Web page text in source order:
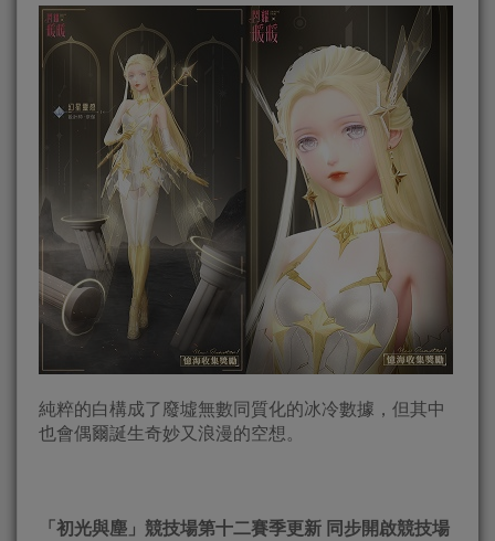
純粹的白構成了廢墟無數同質化的冰冷數據，但其中
也會偶爾誕生奇妙又浪漫的空想。
「初光與塵」競技場第十二賽季更新 同步開啟競技場